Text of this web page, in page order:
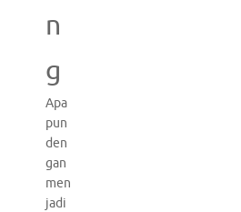
n
g
Apa
pun
den
gan
men
jadi